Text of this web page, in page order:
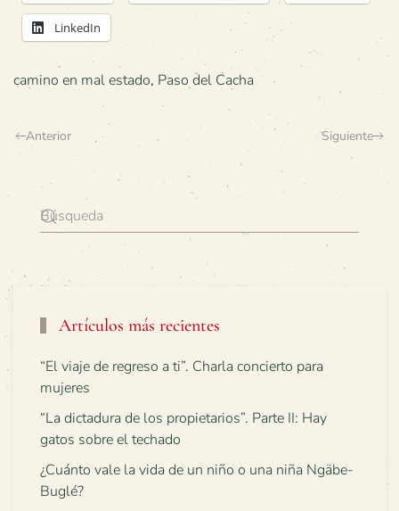
LinkedIn
camino en mal estado, Paso del Cacha
Anterior Siguiente
Artículos más recientes
“El viaje de regreso a ti”. Charla concierto para
mujeres
“La dictadura de los propietarios”. Parte II: Hay
gatos sobre el techado
¿Cuánto vale la vida de un niño o una niña Ngäbe-
Buglé?